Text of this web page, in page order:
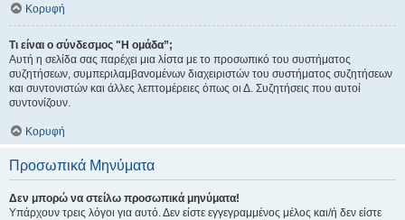
Κορυφή
Τι είναι ο σύνδεσμος "Η ομάδα”;
Αυτή η σελίδα σας παρέχει μια λίστα με το προσωπικό του συστήματος
συζητήσεων, συμπεριλαμβανομένων διαχειριστών του συστήματος συζητήσεων
και συντονιστών και άλλες λεπτομέρειες όπως οι Δ. Συζητήσεις που αυτοί
συντονίζουν.
Κορυφή
Προσωπικά Μηνύματα
Δεν μπορώ να στείλω προσωπικά μηνύματα!
Υπάρχουν τρεις λόγοι για αυτό. Δεν είστε εγγεγραμμένος μέλος και/ή δεν είστε